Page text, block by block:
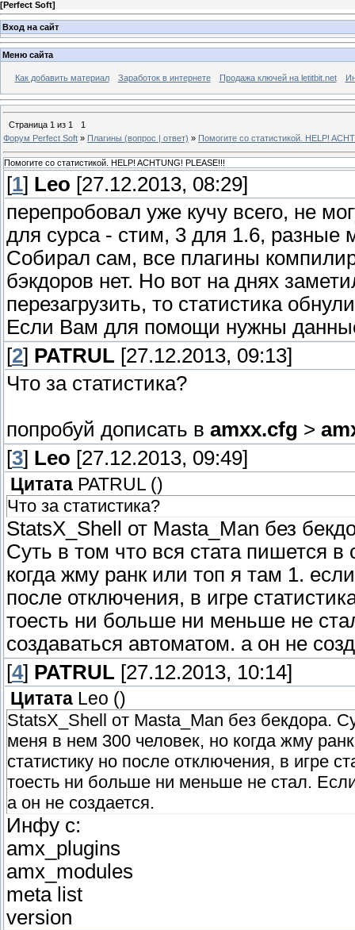
[Perfect Soft]
Вход на сайт
Меню сайта
Как добавить материал Заработок в интернете Продажа ключей на letitbit.net
Страница 1 из 1
1
Форум Perfect Soft » Плагины (вопрос | ответ) » Помогите со статистикой. HELP!
Помогите со статистикой. HELP! ACHTUNG! PLEASE!!!
[1] Leo [27.12.2013, 08:29]
перепробовал уже кучу всего, не
для сурса - стим, 3 для 1.6,
Собирал сам, все плагины
бэкдоров нет. Но вот на днях
перезагрузить, то статистика
Если Вам для помощи нужны
[2] PATRUL [27.12.2013, 09:13]
Что за статистика?
попробуй дописать в amxx.cfg >
[3] Leo [27.12.2013, 09:49]
Цитата PATRUL ()
Что за статистика?
StatsX_Shell от Masta_Man без
Суть в том что вся стата пишется
когда жму ранк или топ я там 1.
после отключения, в игре
тоесть ни больше ни меньше не
создаваться автоматом. а он не
[4] PATRUL [27.12.2013, 10:14]
Цитата Leo ()
StatsX_Shell от Masta_Man без бекдора.
меня в нем 300 человек, но когда жму
статистику но после отключения, в игре
тоесть ни больше ни меньше не стал.
а он не создается.
Инфу с:
amx_plugins
amx_modules
meta list
version